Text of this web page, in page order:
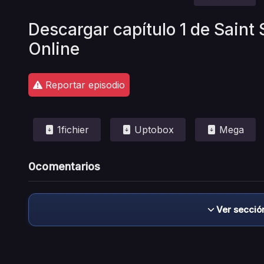
Descargar capítulo 1 de Saint
Online
Reportar episodio
1fichier Uptobox Mega
0comentarios
Ver